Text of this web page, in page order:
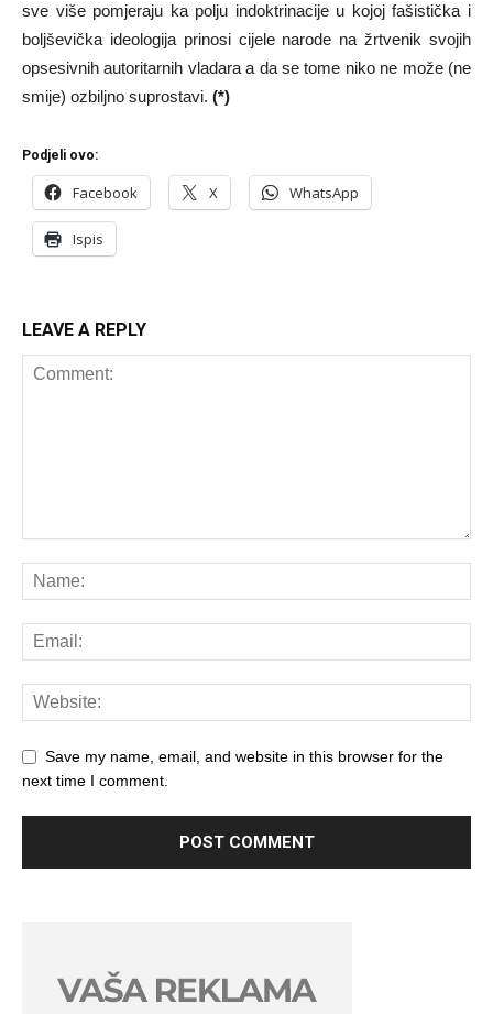
sve više pomjeraju ka polju indoktrinacije u kojoj fašistička i
boljševička ideologija prinosi cijele narode na žrtvenik svojih
opsesivnih autoritarnih vladara a da se tome niko ne može (ne
smije) ozbiljno suprostavi. (*)
Podjeli ovo:
Facebook X WhatsApp
Ispis
LEAVE A REPLY
Save my name, email, and website in this browser for the
next time I comment.